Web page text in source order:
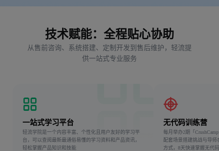
技术赋能：全程贴心协助
从售前咨询、系统搭建、定制开发到售后维护，轻流提
供一站式专业服务
一站式学习平台
轻流学院是一个内容丰富、个性化且用户友好的学习平
台，可以查阅最新最通俗易懂的学习资料和产品资讯，
轻松掌握产品知识和技能
无代码训练营
每月举办2期「
配套场景搭建挑战与导
方式，8天快速掌握无代